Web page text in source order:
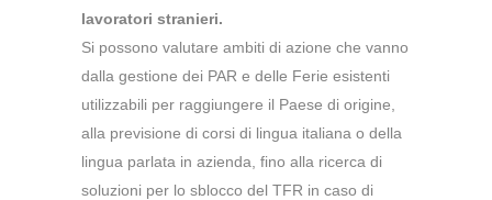
lavoratori stranieri.
Si possono valutare ambiti di azione che vanno
dalla gestione dei PAR e delle Ferie esistenti
utilizzabili per raggiungere il Paese di origine,
alla previsione di corsi di lingua italiana o della
lingua parlata in azienda, fino alla ricerca di
soluzioni per lo sblocco del TFR in caso di